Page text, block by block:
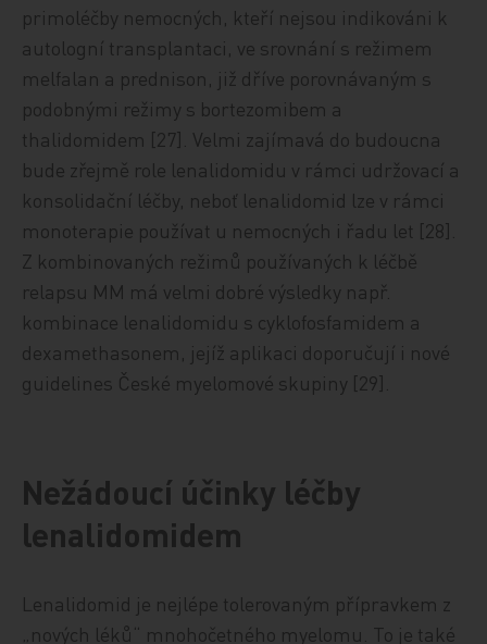
primoléčby nemocných, kteří nejsou indikováni k
autologní transplantaci, ve srovnání s režimem
melfalan a prednison, již dříve porovnávaným s
podobnými režimy s bortezomibem a
thalidomidem [27]. Velmi zajímavá do budoucna
bude zřejmě role lenalidomidu v rámci udržovací a
konsolidační léčby, neboť lenalidomid lze v rámci
monoterapie používat u nemocných i řadu let [28].
Z kombinovaných režimů používaných k léčbě
relapsu MM má velmi dobré výsledky např.
kombinace lenalidomidu s cyklofosfamidem a
dexamethasonem, jejíž aplikaci doporučují i nové
guidelines České myelomové skupiny [29].
Nežádoucí účinky léčby
lenalidomidem
Lenalidomid je nejlépe tolerovaným přípravkem z
„nových léků“ mnohočetného myelomu. To je také